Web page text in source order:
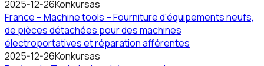
2025-12-26Konkursas
France – Machine tools – Fourniture d'équipements neufs,
de pièces détachées pour des machines
électroportatives et réparation afférentes
2025-12-26Konkursas